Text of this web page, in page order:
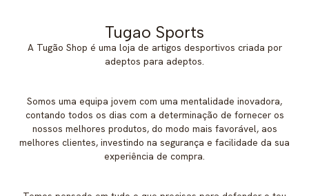
Tugao Sports
A Tugão Shop é uma loja de artigos desportivos criada por
adeptos para adeptos.
Somos uma equipa jovem com uma mentalidade inovadora,
contando todos os dias com a determinação de fornecer os
nossos melhores produtos, do modo mais favorável, aos
melhores clientes, investindo na segurança e facilidade da sua
experiência de compra.